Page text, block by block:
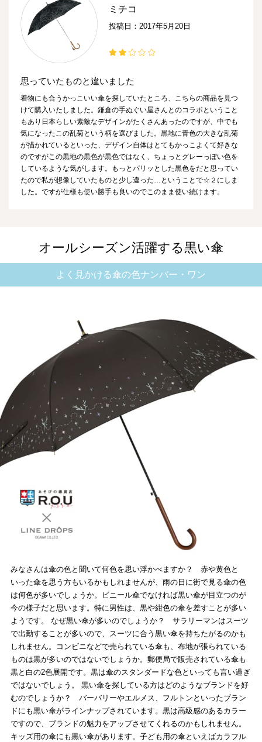
ミチコ
投稿日：2017年5月20日
思っていたものと違いました
着物にも合うかっこいい傘を探していたところ、こちらの商品を見つ
けて購入いたしました。鎌倉の手ぬぐい屋さんとのコラボということ
もあり日本らしい素敵なデザインがたくさんあったのですが、中でも
気になったこの乱菊という柄を選びました。黒地に青色の大きな乱菊
が描かれているといった、デザイン自体はとてもかっこよくて好きな
のですがこの黒地の黒色が黒色ではなく、ちょっとグレーっぽい色を
しているような気がします。もっとパリッとした黒色をだと思ってい
たので私が想像していたものと少し違った…ということで☆２にしま
した。ですが仕様も使い勝手も良いのでこのまま使い続けます。
オールシーズン活躍する黒い傘
よく見かける傘の色ナンバー・ワン
みなさんは傘の色と聞いて何色を思い浮かべますか？ 赤や黄色と
いった傘を思う方もいるかもしれませんが、雨の日に街で見る傘の色
は何色が多いでしょうか。ビニール傘でなければ黒い傘が目立つのが
今の様子だと思います。特に男性は、黒や紺色の傘を差すことが多い
ようです。 なぜ黒い傘が多いのでしょうか？ サラリーマンはスーツ
で出勤することが多いので、スーツに合う黒い傘を持ちたがるのかも
しれません。コンビニなどで売られている傘も、布地が張られている
ものは黒が多いのではないでしょうか。郵便局で販売されている傘も
黒と白の2色展開です。黒は傘のスタンダードな色といっても言い過ぎ
ではないでしょう。 黒い傘を探している方はどのようなブランドを好
むのでしょうか？ バーバリーやエルメス、フルトンといったブラン
ドにも黒い傘がラインナップされています。黒は高級感のあるカラー
ですので、ブランドの魅力をアップさせてくれるのかもしれません。
キッズ用の傘にも黒い傘があります。子ども用の傘といえばカラフル